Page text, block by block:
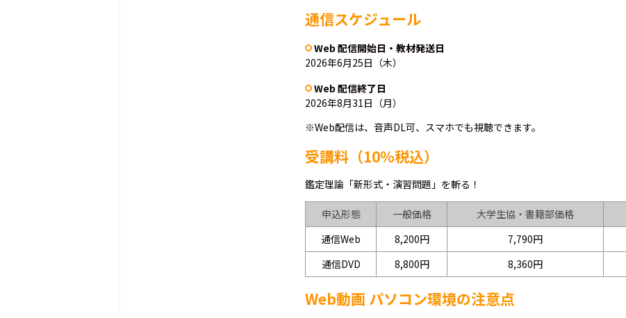
通信スケジュール
Web 配信開始日・教材発送日
2026年6月25日（木）
Web 配信終了日
2026年8月31日（月）
※Web配信は、音声DL可、スマホでも視聴できます。
受講料（10％税込）
鑑定理論「新形式・演習問題」を斬る！
申込形態 一般価格 大学生協・書籍部価格
通信Web
8,200円 7,790円
通信DVD
8,800円 8,360円
Web動画 パソコン環境の注意点